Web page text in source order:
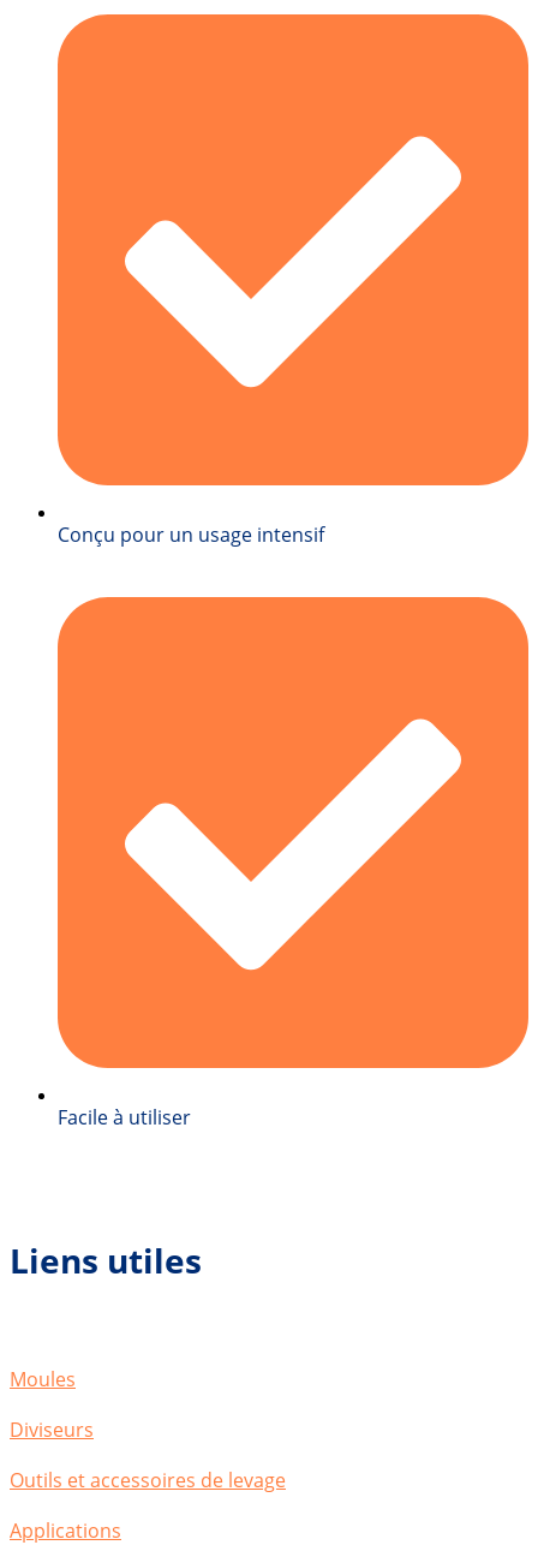
Conçu pour un usage intensif
Facile à utiliser
Liens utiles
Moules
Diviseurs
Outils et accessoires de levage
Applications